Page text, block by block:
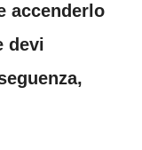
accenderlo
devi